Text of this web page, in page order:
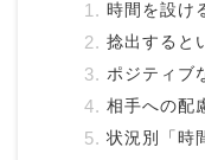
時間を設け
捻出すると
ポジティブ
相手への配
状況別「時